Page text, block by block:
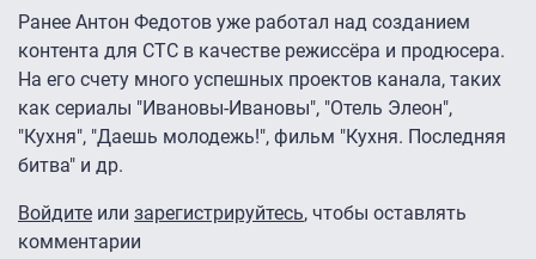
Ранее Антон Федотов уже работал над созданием
контента для СТС в качестве режиссёра и продюсера.
На его счету много успешных проектов канала, таких
как сериалы "Ивановы-Ивановы", "Отель Элеон",
"Кухня", "Даешь молодежь!", фильм "Кухня. Последняя
битва" и др.
Войдите или зарегистрируйтесь, чтобы оставлять
комментарии